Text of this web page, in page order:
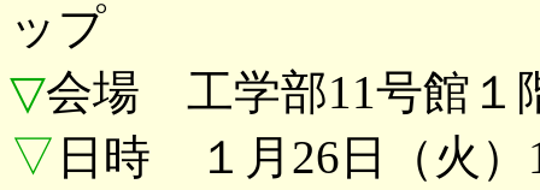
ップ
▽会場 工学部11号館１
▽ 日時 １月26日（火）